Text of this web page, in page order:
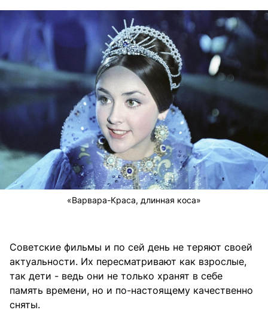
«Варвара-Краса, длинная коса»
Советские фильмы и по сей день не теряют своей
актуальности. Их пересматривают как взрослые,
так дети - ведь они не только хранят в себе
память времени, но и по-настоящему качественно
сняты.